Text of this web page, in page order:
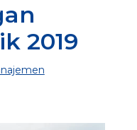
2019